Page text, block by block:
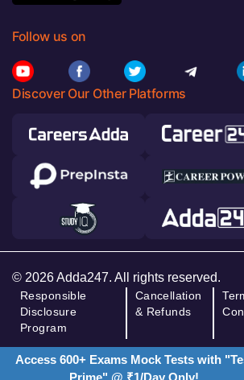
Follow us on
Discover Our Other Platforms
© 2026 Adda247. All rights reserved.
Responsible
Disclosure
Program
Cancellation
& Refunds
Access 600+ Exams Mock Tests with
Prime" @ ₹1/Day Only!